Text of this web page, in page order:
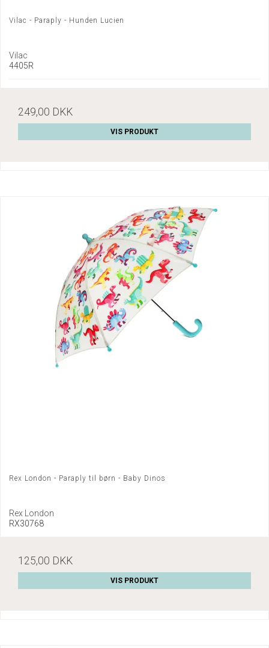
Vilac - Paraply - Hunden Lucien
Vilac
4405R
249,00 DKK
VIS PRODUKT
Rex London - Paraply til børn - Baby Dinos
Rex London
RX30768
125,00 DKK
VIS PRODUKT